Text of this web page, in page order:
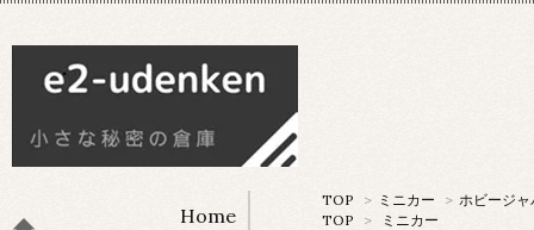
TOP > ミニカー > ホビージャ
TOP
>
ミニカー
Home